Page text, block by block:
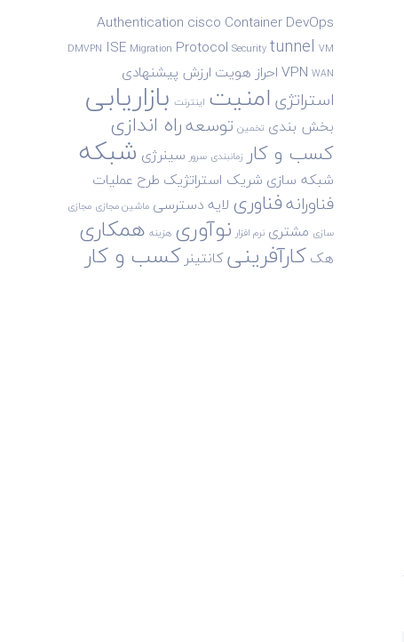
Authentication cisco ContainerDevOps
DMVPN ISE Migration Protocol Security tunnel VM
VPN WAN احراز هویت ارزش پیشنهادی
استراتژی امنیت اینترنت بازاریابی
بخش بندی تخمین توسعهراه اندازی
کسب و کار زمانبندی سرور سینرژی شبکه
شبکه سازی شریک استراتژیک طرح عملیات
فناورانهفناوری لایه دسترسی ماشین مجازی مجازی
سازی مشتری نرم افزار نوآوری هزینه همکاری
هککارآفرینیکانتینر کسب و کار